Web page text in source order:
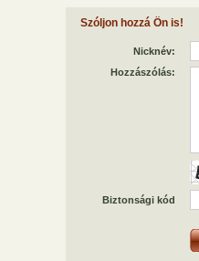
Szóljon hozzá Ön is!
Nicknév:
Hozzászólás:
Biztonsági kód